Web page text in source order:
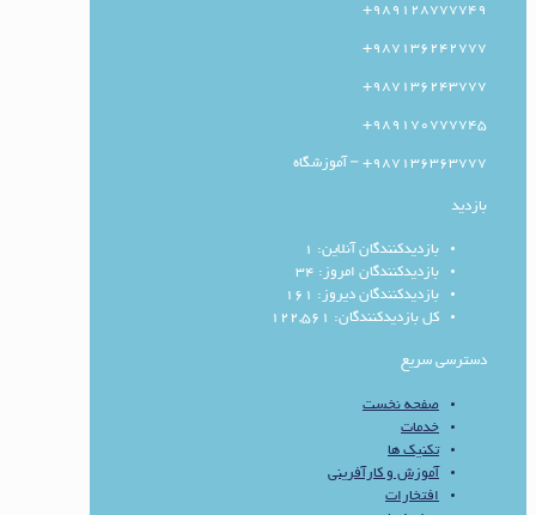
989128777749+
987136242777+
987136243777+
989170777745+
987136363777+ – آموزشگاه
بازدید
بازدیدکنندگان آنلاین: 1
بازدیدکنندگان امروز: 34
بازدیدکنندگان دیروز: 161
کل بازدیدکنند‌گان: 122,561
دسترسی سریع
صفحه نخست
خدمات
تکنیک ها
آموزش و کارآفرینی
افتخارات